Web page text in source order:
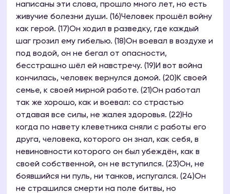
написаны эти слова, прошло много лет, но есть
живучие болезни души. (16)Человек прошёл войну
как герой. (17)Он ходил в разведку, где каждый
шаг грозил ему гибелью. (18)Он воевал в воздухе и
под водой, он не бегал от опасности,
бесстрашно шёл ей навстречу. (19)И вот война
кончилась, человек вернулся домой. (20)К своей
семье, к своей мирной работе. (21)Он работал
так же хорошо, как и воевал: со страстью
отдавая все силы, не жалея здоровья. (22)Но
когда по навету клеветника сняли с работы его
друга, человека, которого он знал, как себя, в
невиновности которого он был убеждён, как в
своей собственной, он не вступился. (23)Он, не
боявшийся ни пуль, ни танков, испугался. (24)Он
не страшился смерти на поле битвы, но